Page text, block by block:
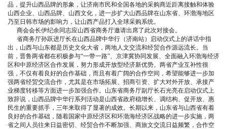
品，提升山西品牌的形象，让济南市民和全国各地的采购商近距离接触和体验
山西企业、山西品牌、山西文化，进一步扩大山西品牌在山东省、环渤海地区
乃至日韩市场的影响力，让山西产品打入全球采购系统。
商会会长伊纪余同志应山西省商务厅邀请出席了此次对接会。
省商务厅孙跃进厅长在山西品牌中华行（济南站）启动仪式上的讲话中指
出，山西与山东都是历史文化大省，两地人文交流和经贸合作源远流长。当
前，晋鲁两省都在积极参与“一带一路”、京津冀协同发展、全面融入环渤海经济
区和中原经济区合作发展，努力形成开放型经济新优势。两省产业互补性很
强，不仅有着良好的合作基础，而且有着广阔的合作空间，希望能够进一步加
强两省经贸交流合作，尤其是在市场拓展、招商引资、扩大对外开放、承接产
业梯度转移等方面进一步加强合作。山东省商务厅副厅长石光亮在启动仪式上
致辞说，山西品牌中华行系列活动是山西省政府稳增长、调结构、促开放、惠
民生的重要抓手，三年来取得了显著的成效。长期以来，山东省与山西省有着
良好的合作基础，随着国家中原经济区和环渤海经济区战略的进一步实施，两
省之间人员往来日益密切、经贸合作不断加强、商旅文交流日益频繁，合作空